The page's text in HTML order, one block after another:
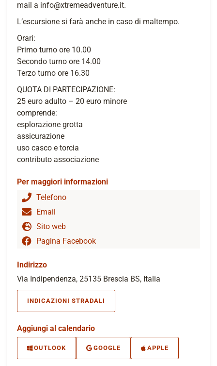
mail a info@xtremeadventure.it.
L’escursione si farà anche in caso di maltempo.
Orari:
Primo turno ore 10.00
Secondo turno ore 14.00
Terzo turno ore 16.30
QUOTA DI PARTECIPAZIONE:
25 euro adulto – 20 euro minore
comprende:
esplorazione grotta
assicurazione
uso casco e torcia
contributo associazione
Per maggiori informazioni
Telefono
Email
Sito web
Pagina Facebook
Indirizzo
Via Indipendenza, 25135 Brescia BS, Italia
INDICAZIONI STRADALI
Aggiungi al calendario
OUTLOOK GOOGLE APPLE